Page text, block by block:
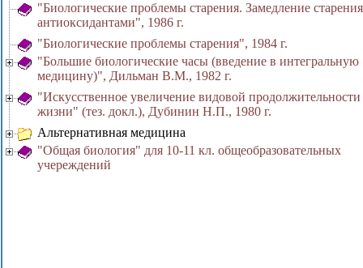
"Биологические проблемы старения. Замедление старения
антиоксидантами", 1986 г.
"Биологические проблемы старения", 1984 г.
"Большие биологические часы (введение в интегральную
медицину)", Дильман В.М., 1982 г.
"Искусственное увеличение видовой продолжительности
жизни" (тез. докл.), Дубинин Н.П., 1980 г.
Альтернативная медицина
"Общая биология" для 10-11 кл. общеобразовательных
учереждений